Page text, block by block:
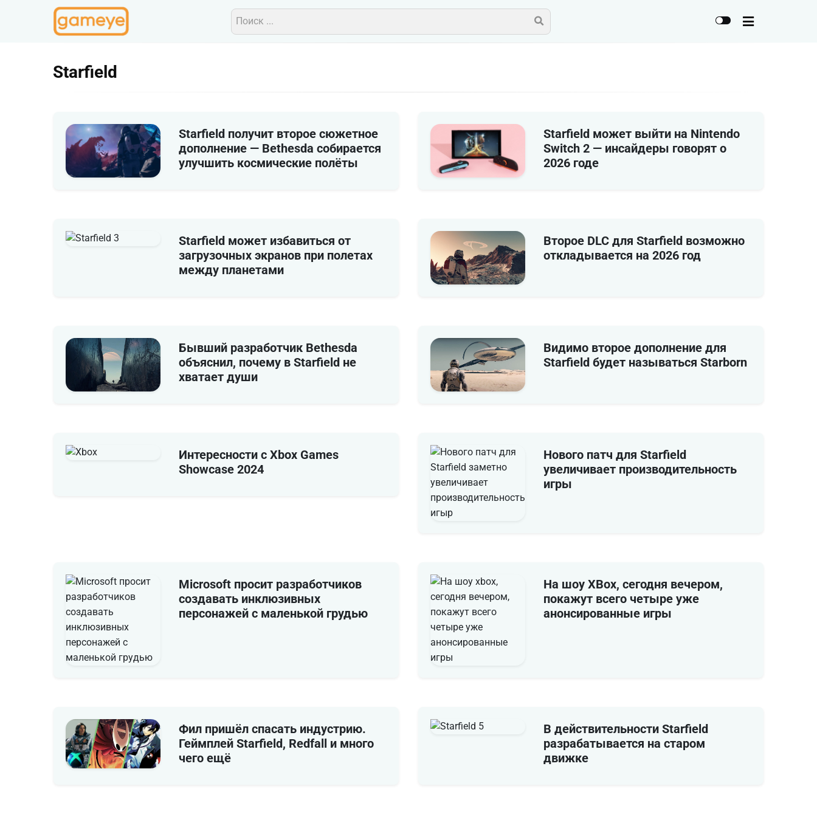
Starfield
Starfield получит второе сюжетное
дополнение — Bethesda собирается
улучшить космические полёты
Starfield может выйти на Nintendo
Switch 2 — инсайдеры говорят о
2026 годе
Starfield может избавиться от
загрузочных экранов при полетах
между планетами
Второе DLC для Starfield возможно
откладывается на 2026 год
Бывший разработчик Bethesda
объяснил, почему в Starfield не
хватает души
Видимо второе дополнение для
Starfield будет называться Starborn
Интересности с Xbox Games
Showcase 2024
Нового патч для Starfield
увеличивает производительность
игры
Microsoft просит разработчиков
создавать инклюзивных
персонажей с маленькой грудью
На шоу XBox, сегодня вечером,
покажут всего четыре уже
анонсированные игры
Фил пришёл спасать индустрию.
Геймплей Starfield, Redfall и много
чего ещё
В действительности Starfield
разрабатывается на старом
движке